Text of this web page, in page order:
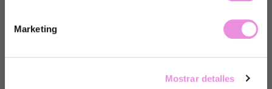
Marketing
Mostrar detalles